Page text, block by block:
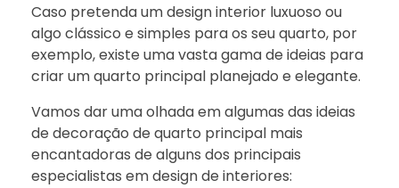
Caso pretenda um design interior luxuoso ou
algo clássico e simples para os seu quarto, por
exemplo, existe uma vasta gama de ideias para
criar um quarto principal planejado e elegante.
Vamos dar uma olhada em algumas das ideias
de decoração de quarto principal mais
encantadoras de alguns dos principais
especialistas em design de interiores: